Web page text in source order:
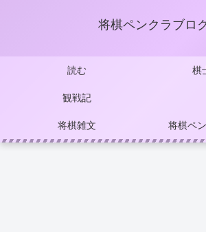
将棋ペンクラブロ
読む 棋
観戦記
将棋雑文 将棋ペ